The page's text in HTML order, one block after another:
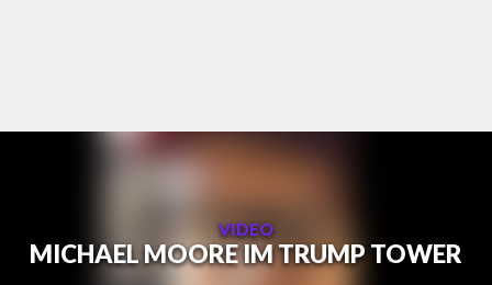
VIDEO
MICHAEL MOORE IM TRUMP TOWER